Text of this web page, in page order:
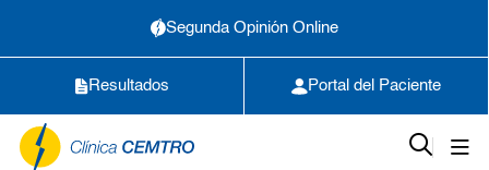
Segunda Opinión Online
Resultados Portal del Paciente